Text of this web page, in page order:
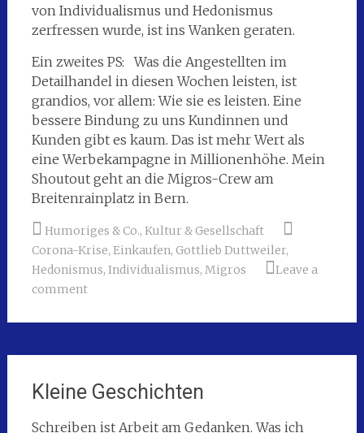
von Individualismus und Hedonismus
zerfressen wurde, ist ins Wanken geraten.
Ein zweites PS: Was die Angestellten im
Detailhandel in diesen Wochen leisten, ist
grandios, vor allem: Wie sie es leisten. Eine
bessere Bindung zu uns Kundinnen und
Kunden gibt es kaum. Das ist mehr Wert als
eine Werbekampagne in Millionenhöhe. Mein
Shoutout geht an die Migros-Crew am
Breitenrainplatz in Bern.
Humoriges & Co., Kultur & Gesellschaft
Corona-Krise, Einkaufen, Gottlieb Duttweiler,
Hedonismus, Individualismus, Migros
Leave a
comment
Kleine Geschichten
Schreiben ist Arbeit am Gedanken. Was ich